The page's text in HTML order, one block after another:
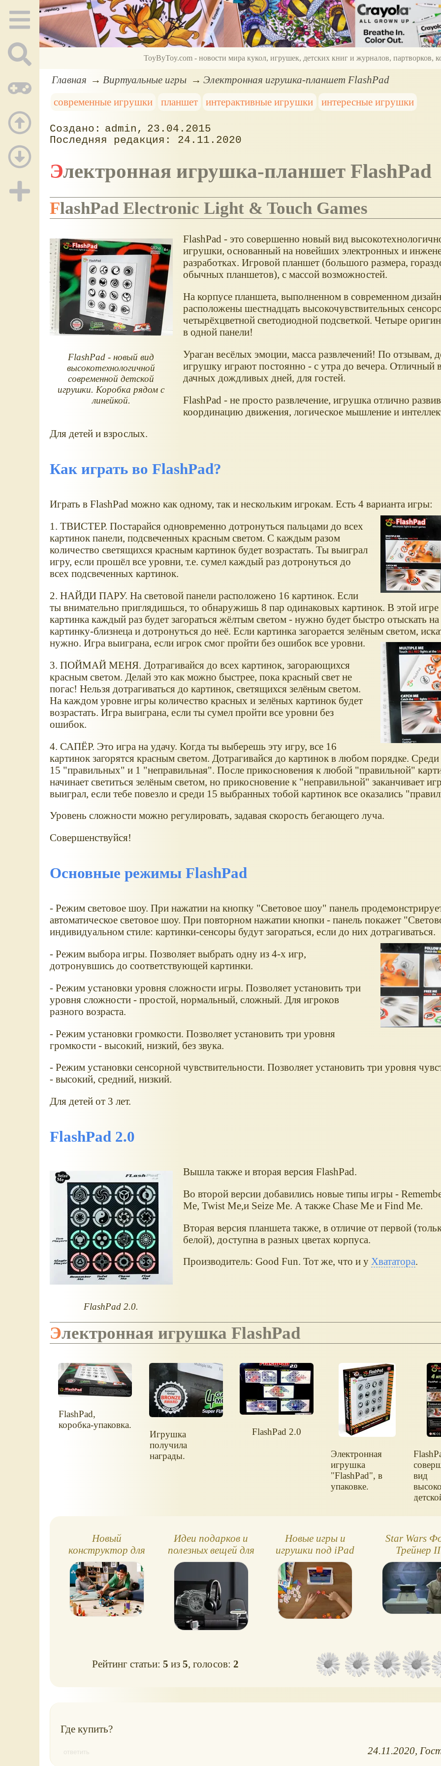
ToyByToy.com - новости мира кукол, игрушек, детских книг и журналов, партворков,
Главная Виртуальные игры
Электронная игрушка-планшет FlashPad
современные игрушки
планшет интерактивные игрушки интересные игрушки
admin
23.04.2015
24.11.2020
Электронная игрушка-планшет FlashPad
FlashPad Electronic Light & Touch Games
FlashPad - новый вид
высокотехнологичной
современной детской
игрушки. Коробка рядом с
линейкой.
FlashPad - это совершенно новый вид
игрушки, основанный на новейших электронных и
разработках. Игровой планшет (большого размера,
обычных планшетов), с массой возможностей.
На корпусе планшета, выполненном в современном
расположены шестнадцать высокочувствительных
четырёхцветной светодиодной подсветкой. Четыре
в одной панели!
Ураган весёлых эмоции, масса развлечений! По отзывам,
игрушку играют постоянно - с утра до вечера. Отличный
дачных дождливых дней, для гостей.
FlashPad - не просто развлечение, игрушка отлично
координацию движения, логическое мышление и
Для детей и взрослых.
Как играть во FlashPad?
Играть в FlashPad можно как одному, так и нескольким игрокам. Есть 4 варианта игры:
1. ТВИСТЕР. Постарайся одновременно дотронуться пальцами до всех
картинок панели, подсвеченных красным светом. С каждым разом
количество светящихся красным картинок будет возрастать. Ты выиграл
игру, если прошёл все уровни, т.е. сумел каждый раз дотронуться до
всех подсвеченных картинок.
2. НАЙДИ ПАРУ. На световой панели расположено 16 картинок. Если
ты внимательно приглядишься, то обнаружишь 8 пар одинаковых картинок. В этой игре
картинка каждый раз будет загораться жёлтым светом - нужно будет быстро отыскать
картинку-близнеца и дотронуться до неё. Если картинка загорается зелёным светом,
нужно. Игра выиграна, если игрок смог пройти без ошибок все уровни.
3. ПОЙМАЙ МЕНЯ. Дотрагивайся до всех картинок, загорающихся
красным светом. Делай это как можно быстрее, пока красный свет не
погас! Нельзя дотрагиваться до картинок, светящихся зелёным светом.
На каждом уровне игры количество красных и зелёных картинок будет
возрастать. Игра выиграна, если ты сумел пройти все уровни без
ошибок.
4. САПЁР. Это игра на удачу. Когда ты выберешь эту игру, все 16
картинок загорятся красным светом. Дотрагивайся до картинок в любом порядке. Среди
15 "правильных" и 1 "неправильная". После прикосновения к любой "правильной"
начинает светиться зелёным светом, но прикосновение к "неправильной" заканчивает
выиграл, если тебе повезло и среди 15 выбранных тобой картинок все оказались
Уровень сложности можно регулировать, задавая скорость бегающего луча.
Совершенствуйся!
Основные режимы FlashPad
- Режим световое шоу. При нажатии на кнопку "Световое шоу" панель
автоматическое световое шоу. При повторном нажатии кнопки - панель покажет
индивидуальном стиле: картинки-сенсоры будут загораться, если до них дотрагиваться.
- Режим выбора игры. Позволяет выбрать одну из 4-х игр,
дотронувшись до соответствующей картинки.
- Режим установки уровня сложности игры. Позволяет установить три
уровня сложности - простой, нормальный, сложный. Для игроков
разного возраста.
- Режим установки громкости. Позволяет установить три уровня
громкости - высокий, низкий, без звука.
- Режим установки сенсорной чувствительности. Позволяет установить три уровня
- высокий, средний, низкий.
Для детей от 3 лет.
FlashPad 2.0
FlashPad 2.0.
Вышла также и вторая версия FlashPad.
Во второй версии добавились новые типы игры -
Me, Twist Me,и Seize Me. А также Chase Me и Find Me.
Вторая версия планшета также, в отличие от первой
белой), доступна в разных цветах корпуса.
Производитель: Good Fun. Тот же, что и у Хвататора.
Электронная игрушка FlashPad
FlashPad,
коробка-упаковка.
Игрушка
получила
награды.
FlashPad 2.0
Электронная
игрушка
"FlashPad", в
упаковке.
вид
Новый
конструктор для
программирования
LEGO BOOST
Идеи подарков и
полезных вещей для
подростков
Новые игры и
игрушки под iPad
Star Wars
Трейнер
Голограммы
мысли!
Рейтинг статьи:5 из5, голосов:2
Где купить?
ответить 24.11.2020